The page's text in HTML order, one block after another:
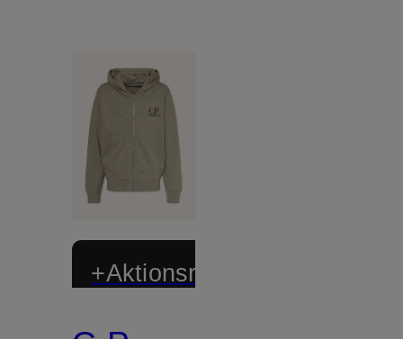
+Aktionsrabatt